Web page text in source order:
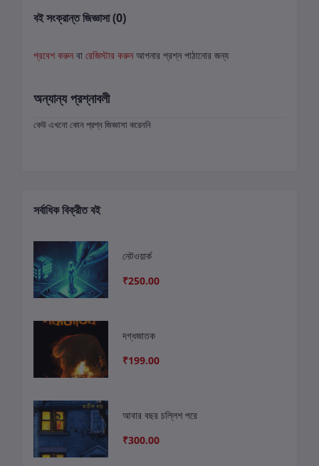
বই সংক্রান্ত জিজ্ঞাসা (0)
প্রবেশ করুন বা রেজিস্টার করুন আপনার প্রশ্ন পাঠানোর জন্য
অন্যান্য প্রশ্নাবলী
কেউ এখনো কোন প্রশ্ন জিজ্ঞাসা করেননি
সর্বাধিক বিক্রীত বই
নেটওয়ার্ক
₹250.00
দগ্ধজাতক
₹199.00
আবার বছর চল্লিশ পরে
₹300.00